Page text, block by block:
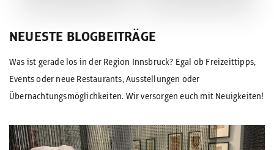
NEUESTE BLOGBEITRÄGE
Was ist gerade los in der Region Innsbruck? Egal ob Freizeittipps,
Events oder neue Restaurants, Ausstellungen oder
Übernachtungsmöglichkeiten. Wir versorgen euch mit Neuigkeiten!